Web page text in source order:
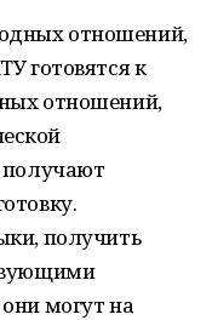
отношений,
готовятся к
отношений,
получают
получить
могут на